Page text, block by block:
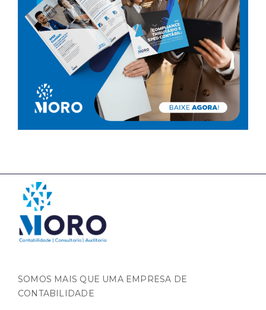
SOMOS MAIS QUE UMA EMPRESA DE
CONTABILIDADE